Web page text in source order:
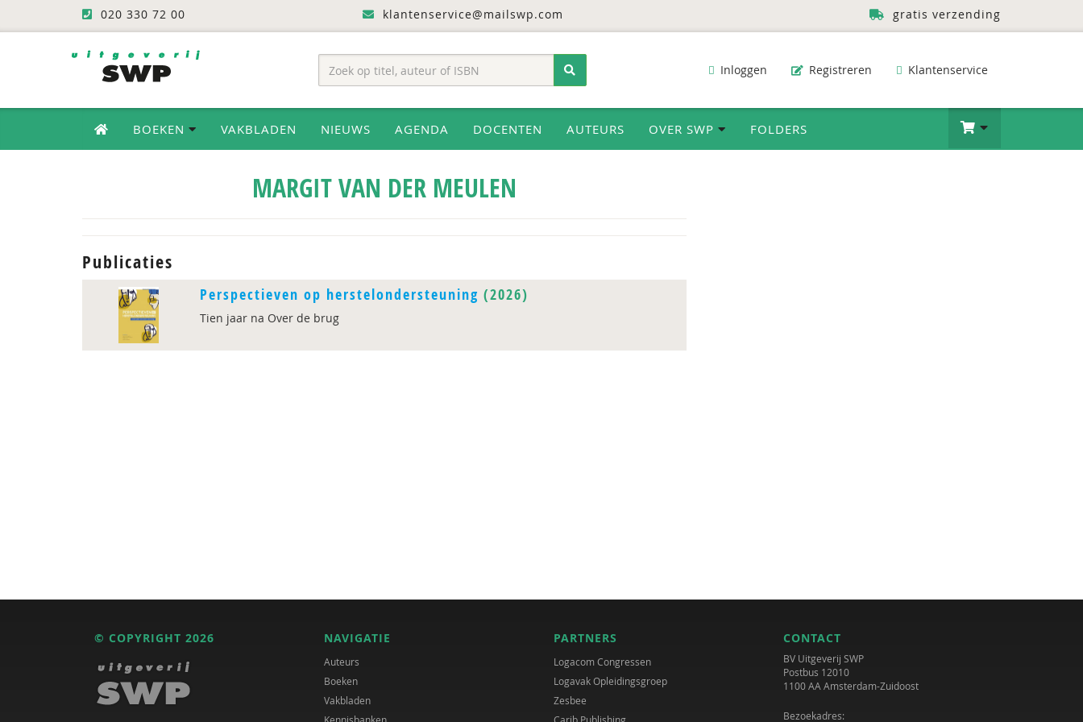
020 330 72 00 klantenservice@mailswp.com gratis verzending
Inloggen Registreren Klantenservice
BOEKEN VAKBLADEN NIEUWS AGENDA DOCENTEN AUTEURS OVER SWP FOLDERS
MARGIT VAN DER MEULEN
Publicaties
Perspectieven op herstelondersteuning (2026)
Tien jaar na Over de brug
© COPYRIGHT 2026 NAVIGATIE
Auteurs
Boeken
Vakbladen
PARTNERS
Logacom Congressen
Logavak Opleidingsgroep
Zesbee
CONTACT
BV Uitgeverij SWP
Postbus 12010
1100 AA Amsterdam-Zuidoost
Bezoekadres: